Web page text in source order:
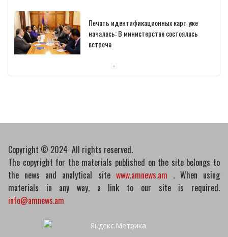
Печать идентификационных карт уже
началась: В министерстве состоялась
встреча
Copyright © 2024 All rights reserved.
The copyright for the materials published on the site belongs to
the news and analytical site www.amnews.am . When using
materials in any way, a link to our site is required.
info@amnews.am